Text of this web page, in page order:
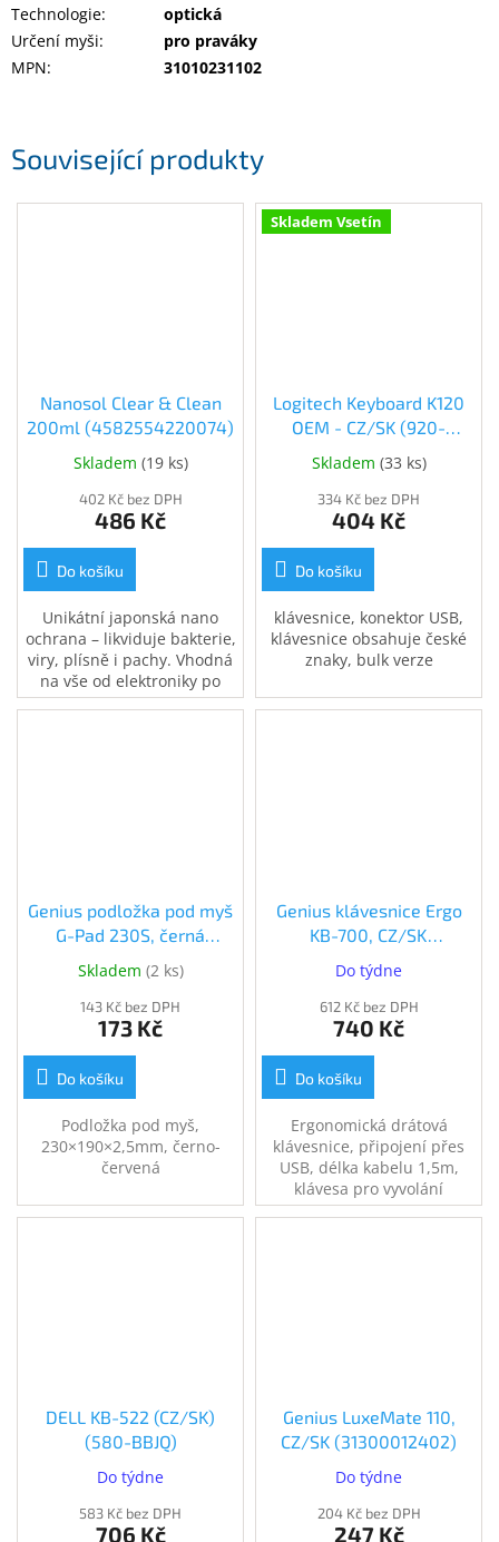
počítačů
Inpraise
Související produkty
Nanosol Clear & Clean
200ml (4582554220074)
Skladem (19 ks)
402 Kč bez DPH
486 Kč
Do košíku
Unikátní japonská nano
ochrana – likviduje bakterie,
viry, plísně i pachy. Vhodná
na vše od elektroniky po
koupelny, kuchyně či
Skladem Vsetín
Logitech Keyboard K120
OEM - CZ/SK (920-
002641)
Skladem (33 ks)
334 Kč bez DPH
404 Kč
Do košíku
klávesnice, konektor USB,
klávesnice obsahuje české
znaky, bulk verze
Genius podložka pod myš
G-Pad 230S, černá
Skladem (2 ks)
143 Kč bez DPH
173 Kč
Do košíku
Podložka pod myš,
230×190×2,5mm, černo-
červená
Genius klávesnice Ergo
KB-700, CZ/SK
Do týdne
612 Kč bez DPH
740 Kč
Do košíku
Ergonomická drátová
klávesnice, připojení přes
USB, délka kabelu 1,5m,
klávesa pro vyvolání
Microsoft Copilot AI, české
DELL KB-522 (CZ/SK)
(580-BBJQ)
Do týdne
583 Kč bez DPH
706 Kč
Genius LuxeMate 110,
CZ/SK (31300012402)
Do týdne
204 Kč bez DPH
247 Kč
Technologie:
optická
Určení myši:
pro praváky
MPN: 31010231102